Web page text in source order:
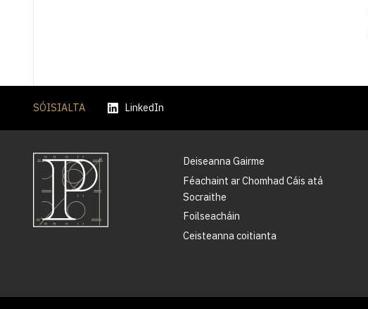
SÓISIALTA LinkedIn
Deiseanna Gairme
Féachaint ar Chomhad Cáis atá
Socraithe
Foilseacháin
Ceisteanna coitianta